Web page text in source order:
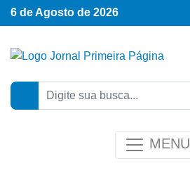
6 de Agosto de 2026
MENU